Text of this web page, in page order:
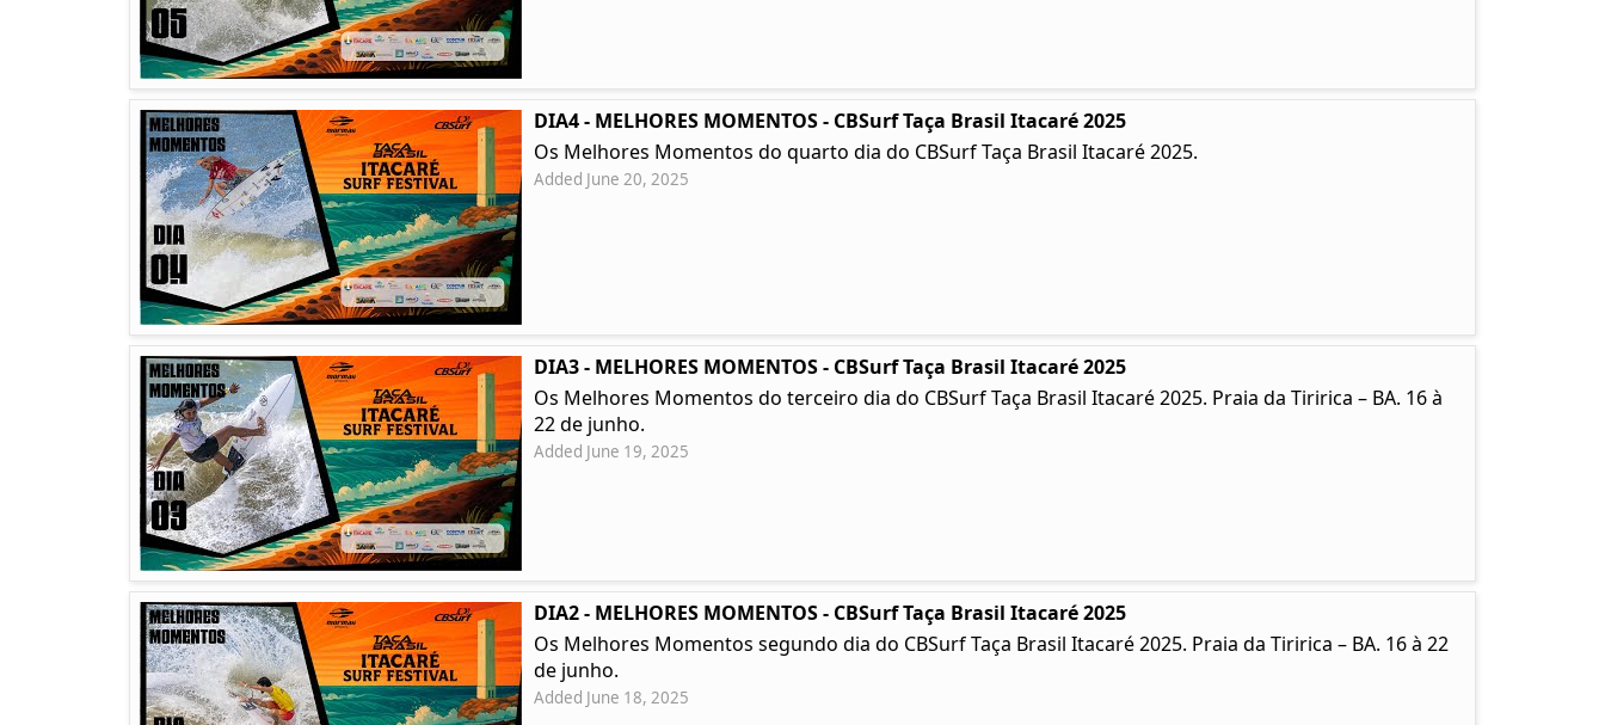
DIA4 - MELHORES MOMENTOS - CBSurf Taça Brasil Itacaré 2025
Os Melhores Momentos do quarto dia do CBSurf Taça Brasil Itacaré 2025.
Added June 20, 2025
DIA3 - MELHORES MOMENTOS - CBSurf Taça Brasil Itacaré 2025
Os Melhores Momentos do terceiro dia do CBSurf Taça Brasil Itacaré 2025. Praia da Tiririca – BA. 16 à
22 de junho.
Added June 19, 2025
DIA2 - MELHORES MOMENTOS - CBSurf Taça Brasil Itacaré 2025
Os Melhores Momentos segundo dia do CBSurf Taça Brasil Itacaré 2025. Praia da Tiririca – BA. 16 à 22
de junho.
Added June 18, 2025